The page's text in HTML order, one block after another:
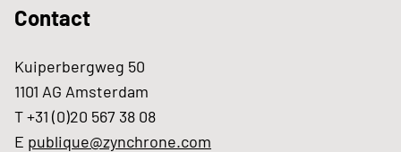
Contact
Kuiperbergweg 50
1101 AG Amsterdam
T +31 (0)20 567 38 08
E publique@zynchrone.com